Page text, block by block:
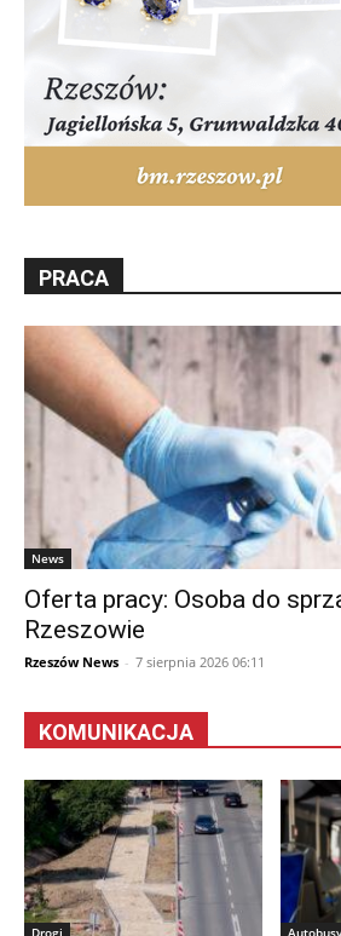
PRACA
News
Oferta pracy: Osoba do
Rzeszowie
Rzeszów News - 7 sierpnia 2026 06:11
KOMUNIKACJA